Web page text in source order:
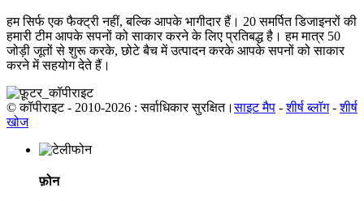
हम सिर्फ एक फैक्ट्री नहीं, बल्कि आपके भागीदार हैं। 20 समर्पित डिजाइनरों की
हमारी टीम आपके सपनों को साकार करने के लिए प्रतिबद्ध है। हम मात्र 50
जोड़ी जूतों से शुरू करके, छोटे बैच में उत्पादन करके आपके सपनों को साकार
करने में सहयोग देते हैं।
© कॉपीराइट - 2010-2026 : सर्वाधिकार सुरक्षित।साइट मैप -शीर्ष ब्लॉग-शीर्ष
खोज
फ़ोन